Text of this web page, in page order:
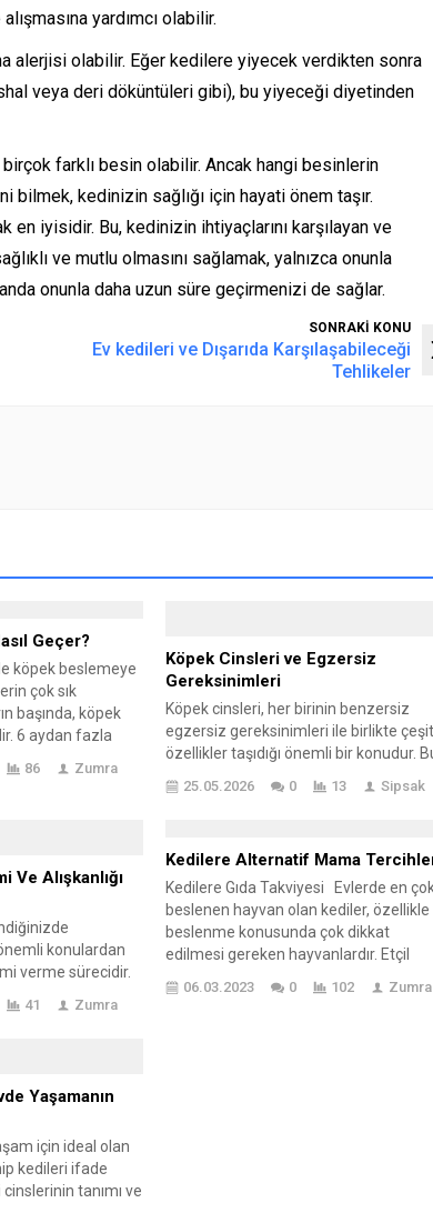
yardımcı olabilir.
alerjisi olabilir. Eğer kedilere yiyecek verdikten sonra
veya deri döküntüleri gibi), bu yiyeceği diyetinden
farklı besin olabilir. Ancak hangi besinlerin
kedinizin sağlığı için hayati önem taşır.
iyisidir. Bu, kedinizin ihtiyaçlarını karşılayan ve
ve mutlu olmasını sağlamak, yalnızca onunla
onunla daha uzun süre geçirmenizi de sağlar.
SONRAKİ KONU
Ev kedileri ve Dışarıda Karşılaşabileceği
Tehlikeler
Geçer?
köpek beslemeye
çok sık
başında, köpek
6 aydan fazla
ve alışık
86 Zumra
Köpek Cinsleri ve Egzersiz
Gereksinimleri
Köpek cinsleri, her birinin benzersiz
egzersiz gereksinimleri ile birlikte
özellikler taşıdığı önemli bir konudur.
egzersiz gereksinimlerinin önemi
yararlanır; bazıları yoğun egzersiz
yaparken, bazıları daha az aktif
Köpek sahiplerinin, evcil hayvanlarının
ihtiyaçlarına uygun bir egzersiz
geliştirmeleri...
25.05.2026 0 13 Sipsak
Ve Alışkanlığı
konulardan
verme sürecidir.
hem de
olurken,
yaşamını
41 Zumra
Kedilere Alternatif Mama
Kedilere Gıda Takviyesi Evlerde en
beslenen hayvan olan kediler, özellikle
beslenme konusunda çok dikkat
edilmesi gereken hayvanlardır. Etçil
kedilerde, mama seçimi konusunda
06.03.2023 0 102 Zumra
Yaşamanın
için ideal olan
kedileri ifade
tanımı ve